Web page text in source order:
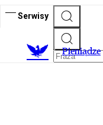
Serwisy
Pieniądze